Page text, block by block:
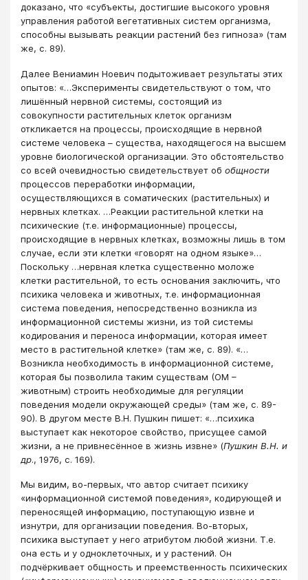
доказано, что «субъекты, достигшие высокого уровня
управления работой вегетативных систем организма,
способны вызывать реакции растений без гипноза» (там
же, с. 89).
Далее Вениамин Ноевич подытоживает результаты этих
опытов: «…Эксперименты свидетельствуют о том, что
лишённый нервной системы, состоящий из
совокупности растительных клеток организм
откликается на процессы, происходящие в нервной
системе человека – существа, находящегося на высшем
уровне биологической организации. Это обстоятельство
со всей очевидностью свидетельствует об общности
процессов переработки информации,
осуществляющихся в соматических (растительных) и
нервных клетках. …Реакции растительной клетки на
психические (т.е. информационные) процессы,
происходящие в нервных клетках, возможны лишь в том
случае, если эти клетки «говорят на одном языке»…
Поскольку …нервная клетка существенно моложе
клетки растительной, то есть основания заключить, что
психика человека и животных, т.е. информационная
система поведения, непосредственно возникла из
информационной системы жизни, из той системы
кодирования и переноса информации, которая имеет
место в растительной клетке» (там же, с. 89). «…
Возникла необходимость в информационной системе,
которая бы позволила таким существам (ОМ –
животным) строить необходимые для регуляции
поведения модели окружающей среды» (там же, с. 89-
90). В другом месте В.Н. Пушкин пишет: «…психика
выступает как некоторое свойство, присущее самой
жизни, а не привнесённое в жизнь извне» (Пушкин В.Н. и
др., 1976, с. 169).
Мы видим, во-первых, что автор считает психику
«информационной системой поведения», кодирующей и
переносящей информацию, поступающую извне и
изнутри, для организации поведения. Во-вторых,
психика выступает у него атрибутом любой жизни. Т.е.
она есть и у одноклеточных, и у растений. Он
подчёркивает общность и преемственность психических